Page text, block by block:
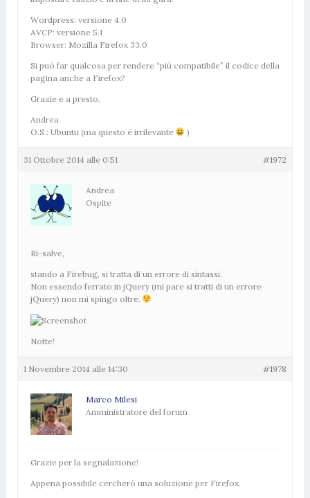
Wordpress: versione 4.0
AVCP: versione 5.1
Browser: Mozilla Firefox 33.0
Si può far qualcosa per rendere “più compatibile” il codice della
pagina anche a Firefox?
Grazie e a presto,
Andrea
O.S.: Ubuntu (ma questo è irrilevante
)
31 Ottobre 2014 alle 0:51 #1972
Andrea
Ospite
Ri-salve,
stando a Firebug, si tratta di un errore di sintassi.
Non essendo ferrato in jQuery (mi pare si tratti di un errore
jQuery) non mi spingo oltre.
Notte!
1 Novembre 2014 alle 14:30 #1978
Marco Milesi
Amministratore del forum
Grazie per la segnalazione!
Appena possibile cercherò una soluzione per Firefox.